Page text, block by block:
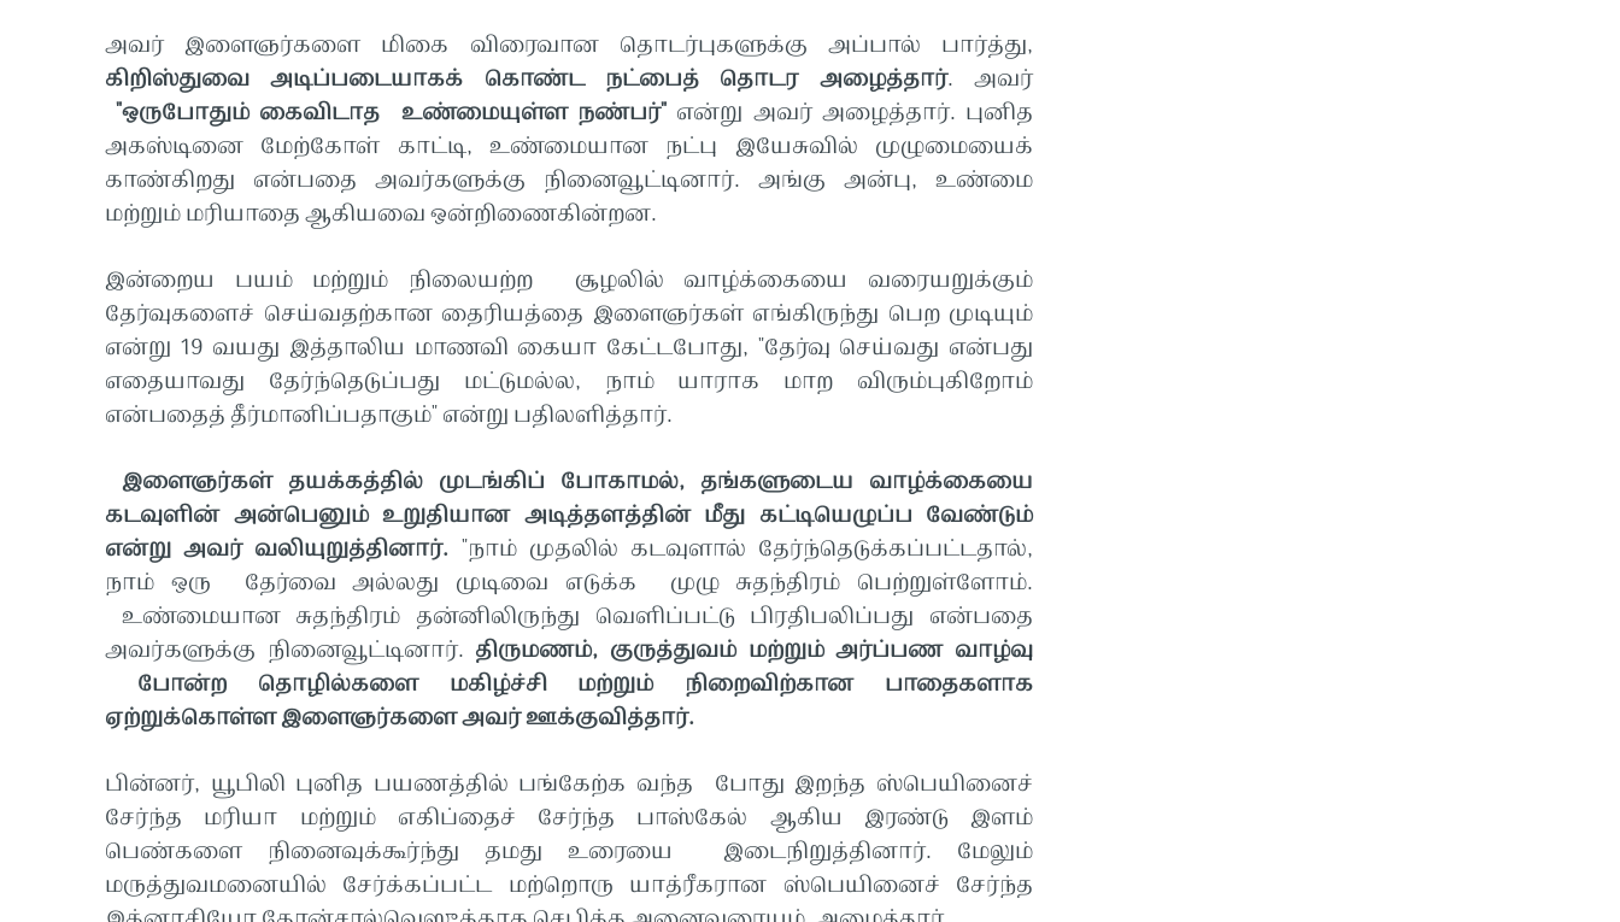
அவர் இளைஞர்களை மிகை விரைவான தொடர்புகளுக்கு அப்பால் பார்த்து,
கிறிஸ்துவை அடிப்படையாகக் கொண்ட நட்பைத் தொடர அழைத்தார். அவர்
"ஒருபோதும் கைவிடாத உண்மையுள்ள நண்பர்" என்று அவர் அழைத்தார். புனித
அகஸ்டினை மேற்கோள் காட்டி, உண்மையான நட்பு இயேசுவில் முழுமையைக்
காண்கிறது என்பதை அவர்களுக்கு நினைவூட்டினார். அங்கு அன்பு, உண்மை
மற்றும் மரியாதை ஆகியவை ஒன்றிணைகின்றன.
இன்றைய பயம் மற்றும் நிலையற்ற சூழலில் வாழ்க்கையை வரையறுக்கும்
தேர்வுகளைச் செய்வதற்கான தைரியத்தை இளைஞர்கள் எங்கிருந்து பெற முடியும்
என்று 19 வயது இத்தாலிய மாணவி கையா கேட்டபோது, "தேர்வு செய்வது என்பது
எதையாவது தேர்ந்தெடுப்பது மட்டுமல்ல, நாம் யாராக மாற விரும்புகிறோம்
என்பதைத் தீர்மானிப்பதாகும்" என்று பதிலளித்தார்.
இளைஞர்கள் தயக்கத்தில் முடங்கிப் போகாமல், தங்களுடைய வாழ்க்கையை
கடவுளின் அன்பெனும் உறுதியான அடித்தளத்தின் மீது கட்டியெழுப்ப வேண்டும்
என்று அவர் வலியுறுத்தினார். "நாம் முதலில் கடவுளால் தேர்ந்தெடுக்கப்பட்டதால்,
நாம் ஒரு தேர்வை அல்லது முடிவை எடுக்க முழு சுதந்திரம் பெற்றுள்ளோம்.
உண்மையான சுதந்திரம் தன்னிலிருந்து வெளிப்பட்டு பிரதிபலிப்பது என்பதை
அவர்களுக்கு நினைவூட்டினார். திருமணம், குருத்துவம் மற்றும் அர்ப்பண வாழ்வு
போன்ற தொழில்களை மகிழ்ச்சி மற்றும் நிறைவிற்கான பாதைகளாக
ஏற்றுக்கொள்ள இளைஞர்களை அவர் ஊக்குவித்தார்.
பின்னர், யூபிலி புனித பயணத்தில் பங்கேற்க வந்த போது இறந்த ஸ்பெயினைச்
சேர்ந்த மரியா மற்றும் எகிப்தைச் சேர்ந்த பாஸ்கேல் ஆகிய இரண்டு இளம்
பெண்களை நினைவுக்கூர்ந்து தமது உரையை இடைநிறுத்தினார். மேலும்
மருத்துவமனையில் சேர்க்கப்பட்ட மற்றொரு யாத்ரீகரான ஸ்பெயினைச் சேர்ந்த